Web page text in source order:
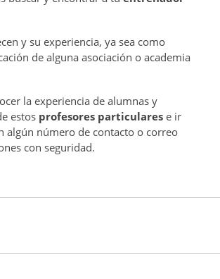
y su experiencia, ya sea como
de alguna asociación o academia
la experiencia de alumnas y
estos profesores particulares e ir
algún número de contacto o correo
con seguridad.